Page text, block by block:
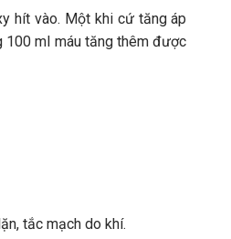
hít vào. Một khi cứ tăng áp
100 ml máu tăng thêm được
tắc mạch do khí.